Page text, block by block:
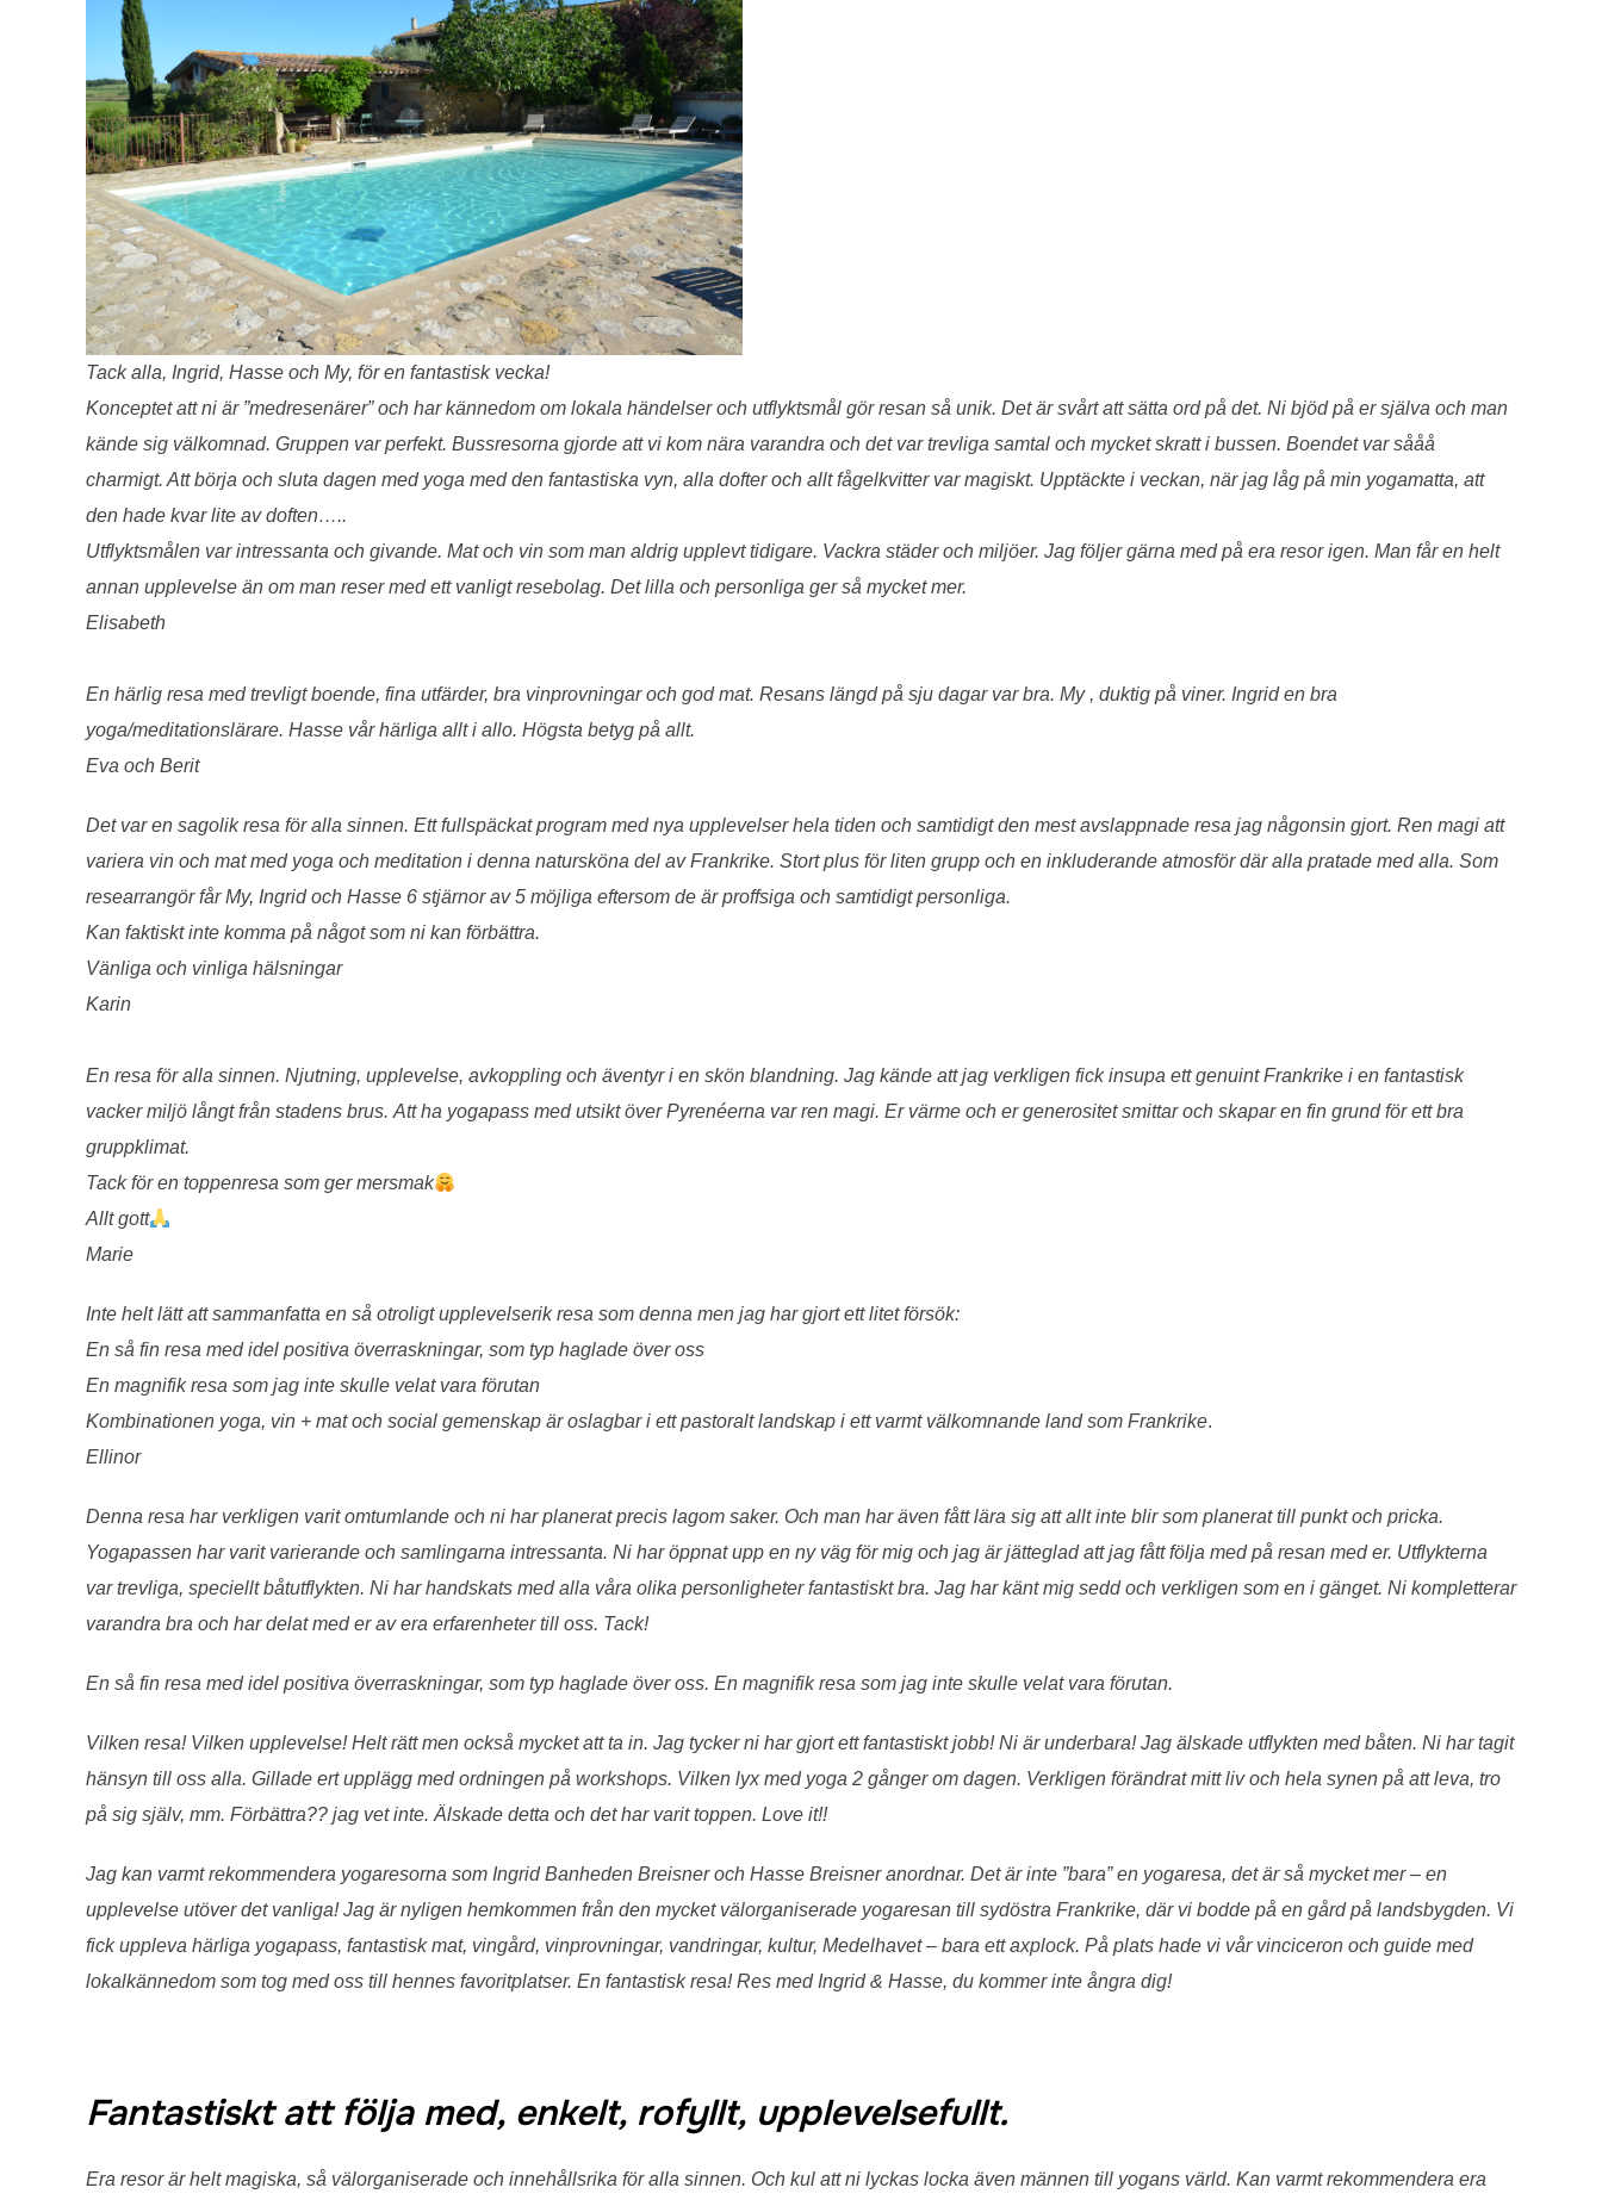
Tack alla, Ingrid, Hasse och My, för en fantastisk vecka!
Konceptet att ni är ”medresenärer” och har kännedom om lokala händelser och utflyktsmål gör resan så unik. Det är svårt att sätta ord på det. Ni bjöd på er själva och man
kände sig välkomnad. Gruppen var perfekt. Bussresorna gjorde att vi kom nära varandra och det var trevliga samtal och mycket skratt i bussen. Boendet var sååå
charmigt. Att börja och sluta dagen med yoga med den fantastiska vyn, alla dofter och allt fågelkvitter var magiskt. Upptäckte i veckan, när jag låg på min yogamatta, att
den hade kvar lite av doften…..
Utflyktsmålen var intressanta och givande. Mat och vin som man aldrig upplevt tidigare. Vackra städer och miljöer. Jag följer gärna med på era resor igen. Man får en helt
annan upplevelse än om man reser med ett vanligt resebolag. Det lilla och personliga ger så mycket mer.
Elisabeth
En härlig resa med trevligt boende, fina utfärder, bra vinprovningar och god mat. Resans längd på sju dagar var bra. My , duktig på viner. Ingrid en bra
yoga/meditationslärare. Hasse vår härliga allt i allo. Högsta betyg på allt.
Eva och Berit
Det var en sagolik resa för alla sinnen. Ett fullspäckat program med nya upplevelser hela tiden och samtidigt den mest avslappnade resa jag någonsin gjort. Ren magi att
variera vin och mat med yoga och meditation i denna natursköna del av Frankrike. Stort plus för liten grupp och en inkluderande atmosför där alla pratade med alla. Som
researrangör får My, Ingrid och Hasse 6 stjärnor av 5 möjliga eftersom de är proffsiga och samtidigt personliga.
Kan faktiskt inte komma på något som ni kan förbättra.
Vänliga och vinliga hälsningar
Karin
En resa för alla sinnen. Njutning, upplevelse, avkoppling och äventyr i en skön blandning. Jag kände att jag verkligen fick insupa ett genuint Frankrike i en fantastisk
vacker miljö långt från stadens brus. Att ha yogapass med utsikt över Pyrenéerna var ren magi. Er värme och er generositet smittar och skapar en fin grund för ett bra
gruppklimat.
Tack för en toppenresa som ger mersmak
Allt gott
Marie
Inte helt lätt att sammanfatta en så otroligt upplevelserik resa som denna men jag har gjort ett litet försök:
En så fin resa med idel positiva överraskningar, som typ haglade över oss
En magnifik resa som jag inte skulle velat vara förutan
Kombinationen yoga, vin + mat och social gemenskap är oslagbar i ett pastoralt landskap i ett varmt välkomnande land som Frankrike.
Ellinor
Denna resa har verkligen varit omtumlande och ni har planerat precis lagom saker. Och man har även fått lära sig att allt inte blir som planerat till punkt och pricka.
Yogapassen har varit varierande och samlingarna intressanta. Ni har öppnat upp en ny väg för mig och jag är jätteglad att jag fått följa med på resan med er. Utflykterna
var trevliga, speciellt båtutflykten. Ni har handskats med alla våra olika personligheter fantastiskt bra. Jag har känt mig sedd och verkligen som en i gänget. Ni kompletterar
varandra bra och har delat med er av era erfarenheter till oss. Tack!
En så fin resa med idel positiva överraskningar, som typ haglade över oss. En magnifik resa som jag inte skulle velat vara förutan.
Vilken resa! Vilken upplevelse! Helt rätt men också mycket att ta in. Jag tycker ni har gjort ett fantastiskt jobb! Ni är underbara! Jag älskade utflykten med båten. Ni har tagit
hänsyn till oss alla. Gillade ert upplägg med ordningen på workshops. Vilken lyx med yoga 2 gånger om dagen. Verkligen förändrat mitt liv och hela synen på att leva, tro
på sig själv, mm. Förbättra?? jag vet inte. Älskade detta och det har varit toppen. Love it!!
Jag kan varmt rekommendera yogaresorna som Ingrid Banheden Breisner och Hasse Breisner anordnar. Det är inte ”bara” en yogaresa, det är så mycket mer – en
upplevelse utöver det vanliga! Jag är nyligen hemkommen från den mycket välorganiserade yogaresan till sydöstra Frankrike, där vi bodde på en gård på landsbygden. Vi
fick uppleva härliga yogapass, fantastisk mat, vingård, vinprovningar, vandringar, kultur, Medelhavet – bara ett axplock. På plats hade vi vår vinciceron och guide med
lokalkännedom som tog med oss till hennes favoritplatser. En fantastisk resa! Res med Ingrid & Hasse, du kommer inte ångra dig!
Fantastiskt att följa med, enkelt, rofyllt, upplevelsefullt.
Era resor är helt magiska, så välorganiserade och innehållsrika för alla sinnen. Och kul att ni lyckas locka även männen till yogans värld. Kan varmt rekommendera era